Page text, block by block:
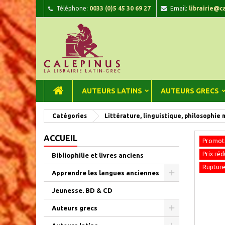
Téléphone: 0033 (0)5 45 30 69 27 Email:
AUTEURS LATINS AUTEURS GRECS
Catégories Littérature, linguistique, philosophie
ACCUEIL
Bibliophilie et livres anciens
Apprendre les langues anciennes
Jeunesse. BD & CD
Auteurs grecs
Prix